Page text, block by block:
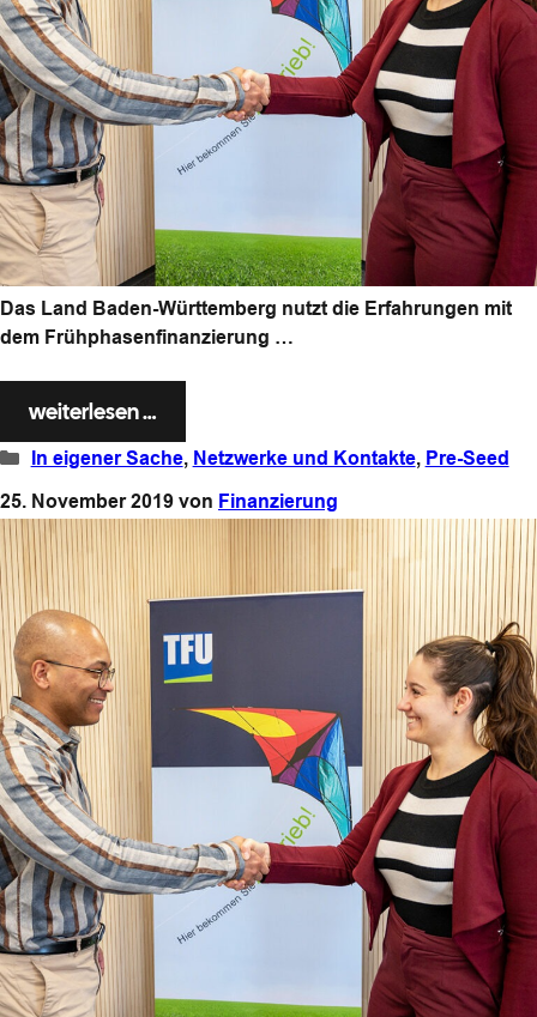
Das Land Baden-Württemberg nutzt die Erfahrungen mit
dem Frühphasenfinanzierung …
weiterlesen …
Kategorien
In eigener Sache, Netzwerke und Kontakte, Pre-Seed
25. November 2019 von Finanzierung